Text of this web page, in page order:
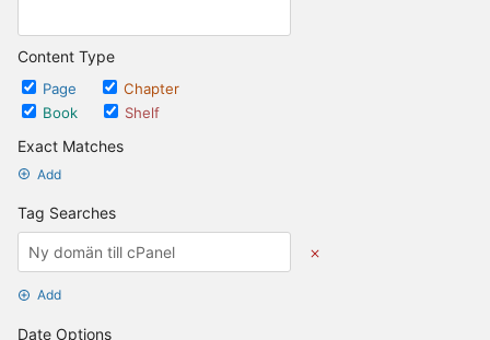
Content Type
Page
Chapter
Book
Shelf
Exact Matches
Add
Tag Searches
Add
Date Options